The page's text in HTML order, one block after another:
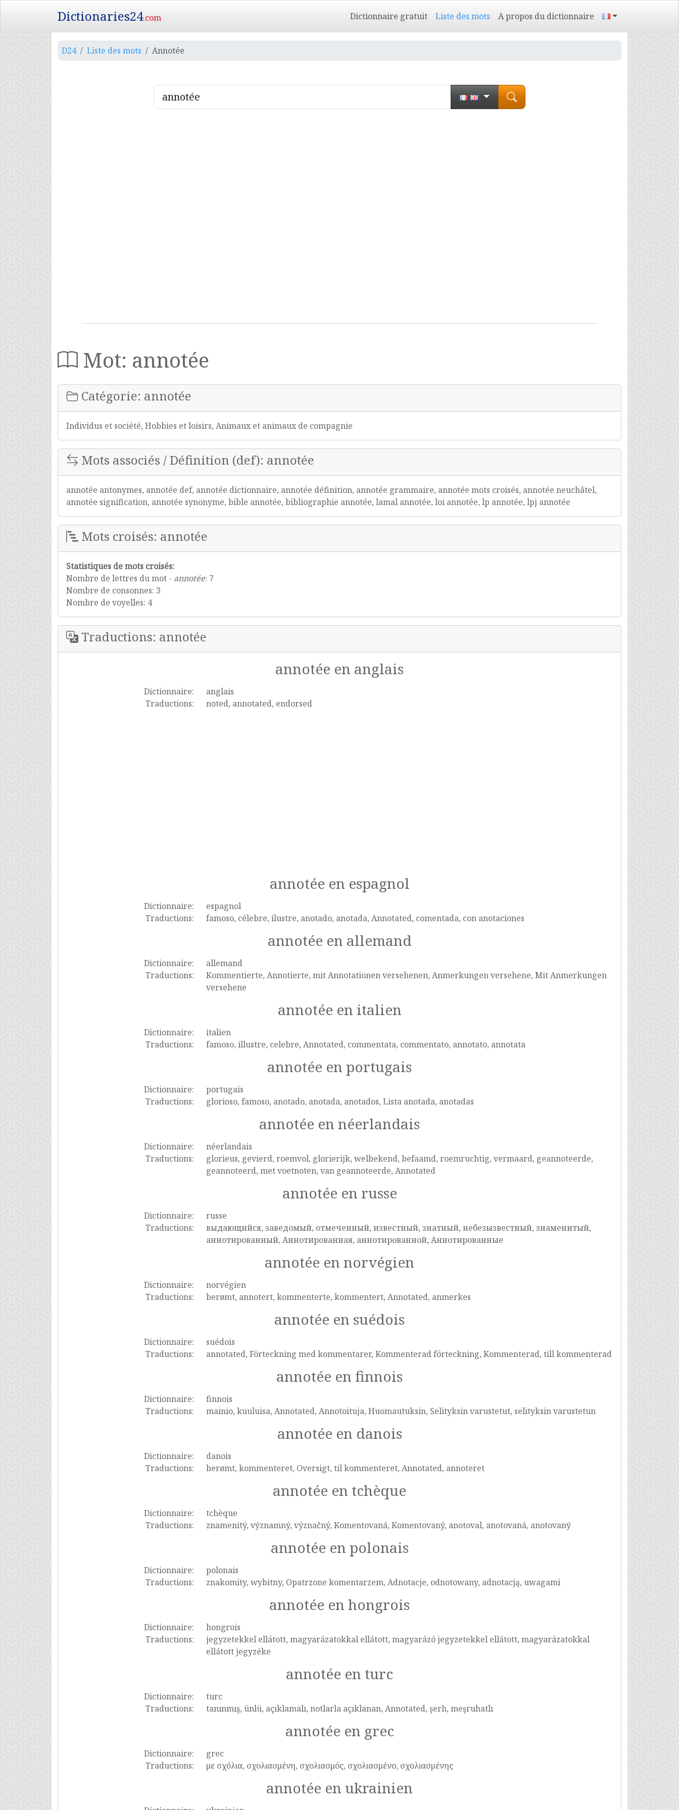
Dictionaries24.com Dictionnaire gratuit Liste des mots A propos du dictionnaire
D24 Liste des mots Annotée
Mot: annotée
Catégorie: annotée
Individus et société, Hobbies et loisirs, Animaux et animaux de compagnie
Mots associés / Définition (def): annotée
annotée antonymes, annotée def, annotée dictionnaire, annotée définition, annotée grammaire, annotée mots croisés, annotée neuchâtel,
annotée signification, annotée synonyme, bible annotée, bibliographie annotée, lamal annotée, loi annotée, lp annotée, lpj annotée
Mots croisés: annotée
Statistiques de mots croisés:
Nombre de lettres du mot - annotée: 7
Nombre de consonnes: 3
Nombre de voyelles: 4
Traductions: annotée
annotée en anglais
Dictionnaire:
anglais
Traductions:
noted, annotated, endorsed
annotée en espagnol
Dictionnaire:
espagnol
Traductions:
famoso, célebre, ilustre, anotado, anotada, Annotated, comentada, con anotaciones
annotée en allemand
Dictionnaire:
allemand
Traductions:
Kommentierte, Annotierte, mit Annotationen versehenen, Anmerkungen versehene, Mit Anmerkungen
versehene
annotée en italien
Dictionnaire:
italien
Traductions:
famoso, illustre, celebre, Annotated, commentata, commentato, annotato, annotata
annotée en portugais
Dictionnaire:
portugais
Traductions:
glorioso, famoso, anotado, anotada, anotados, Lista anotada, anotadas
annotée en néerlandais
Dictionnaire:
néerlandais
Traductions:
glorieus, gevierd, roemvol, glorierijk, welbekend, befaamd, roemruchtig, vermaard, geannoteerde,
geannoteerd, met voetnoten, van geannoteerde, Annotated
annotée en russe
Dictionnaire:
russe
Traductions:
выдающийся, заведомый, отмеченный, известный, знатный, небезызвестный, знаменитый,
аннотированный, Аннотированная, аннотированной, Аннотированные
annotée en norvégien
Dictionnaire:
norvégien
Traductions:
berømt, annotert, kommenterte, kommentert, Annotated, anmerkes
annotée en suédois
Dictionnaire:
suédois
Traductions:
annotated, Förteckning med kommentarer, Kommenterad förteckning, Kommenterad, till kommenterad
annotée en finnois
Dictionnaire:
finnois
Traductions:
mainio, kuuluisa, Annotated, Annotoituja, Huomautuksin, Selityksin varustetut, selityksin varustetun
annotée en danois
Dictionnaire:
danois
Traductions:
berømt, kommenteret, Oversigt, til kommenteret, Annotated, annoteret
annotée en tchèque
Dictionnaire:
tchèque
Traductions:
znamenitý, významný, význačný, Komentovaná, Komentovaný, anotoval, anotovaná, anotovaný
annotée en polonais
Dictionnaire:
polonais
Traductions:
znakomity, wybitny, Opatrzone komentarzem, Adnotacje, odnotowany, adnotacją, uwagami
annotée en hongrois
Dictionnaire:
hongrois
Traductions:
jegyzetekkel ellátott, magyarázatokkal ellátott, magyarázó jegyzetekkel ellátott, magyarázatokkal
ellátott jegyzéke
annotée en turc
Dictionnaire:
turc
Traductions:
tanınmış, ünlü, açıklamalı, notlarla açıklanan, Annotated, şerh, meşruhatlı
annotée en grec
Dictionnaire:
grec
Traductions:
με σχόλια, σχολιασμένη, σχολιασμός, σχολιασμένο, σχολιασμένης
annotée en ukrainien